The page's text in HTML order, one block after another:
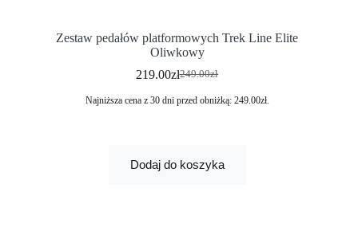
Zestaw pedałów platformowych Trek Line Elite
Oliwkowy
249.00zł
219.00zł
Najniższa cena z 30 dni przed obniżką: 249.00zł.
Dodaj do koszyka